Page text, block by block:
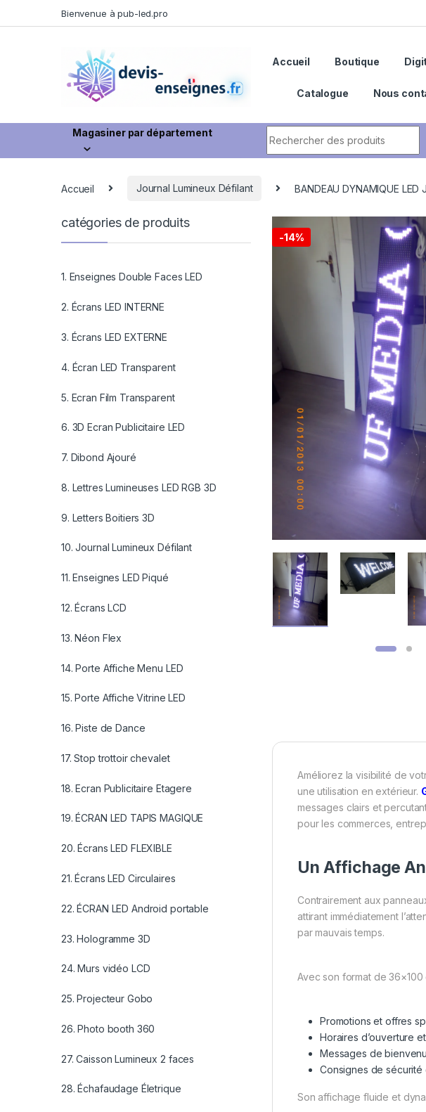
Bienvenue à pub-led.pro
Accueil Boutique
Catalogue Nous
Magasiner par département
Accueil Journal Lumineux Défilant BANDEAU DYNAMIQUE LED
-14%
Améliorez la visibilité de
une utilisation en extérieur.
messages clairs et
pour les commerces,
Un Affichage
Contrairement aux
attirant immédiatement
par mauvais temps.
Avec son format de
Promotions et offres
Horaires d’ouverture
Messages de
Consignes de sécurité
Son affichage fluide et
catégories de produits
1. Enseignes Double Faces LED
2. Écrans LED INTERNE
3. Écrans LED EXTERNE
4. Écran LED Transparent
5. Ecran Film Transparent
6. 3D Ecran Publicitaire LED
7. Dibond Ajouré
8. Lettres Lumineuses LED RGB 3D
9. Letters Boitiers 3D
10. Journal Lumineux Défilant
11. Enseignes LED Piqué
12. Écrans LCD
13. Néon Flex
14. Porte Affiche Menu LED
15. Porte Affiche Vitrine LED
16. Piste de Dance
17. Stop trottoir chevalet
18. Ecran Publicitaire Etagere
19. ÉCRAN LED TAPIS MAGIQUE
20. Écrans LED FLEXIBLE
21. Écrans LED Circulaires
22. ÉCRAN LED Android portable
23. Hologramme 3D
24. Murs vidéo LCD
25. Projecteur Gobo
26. Photo booth 360
27. Caisson Lumineux 2 faces
28. Échafaudage Életrique